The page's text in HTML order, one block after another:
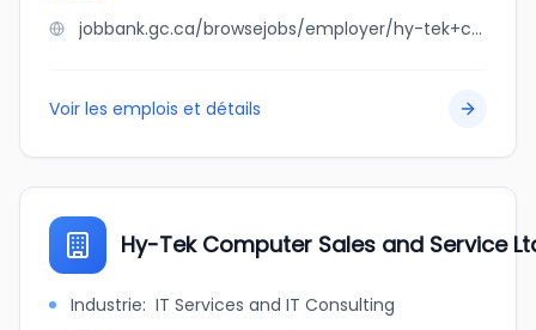
jobbank.gc.ca/browsejobs/employer/hy-tek+computers/ca
Voir les emplois et détails
Hy-Tek Computer Sales and Service
Industrie: IT Services and IT Consulting